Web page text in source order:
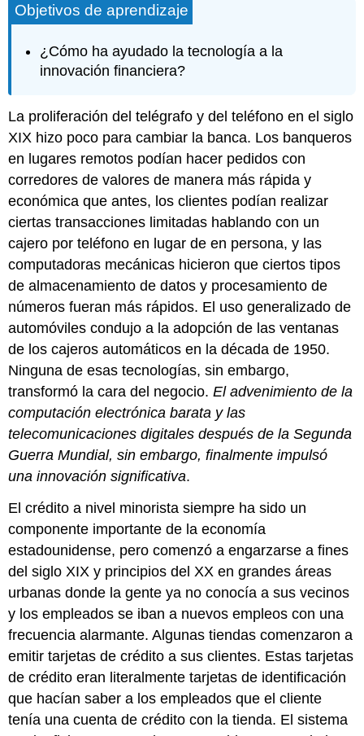
Objetivos de aprendizaje
¿Cómo ha ayudado la tecnología a la
innovación financiera?
La proliferación del telégrafo y del teléfono en el siglo
XIX hizo poco para cambiar la banca. Los banqueros
en lugares remotos podían hacer pedidos con
corredores de valores de manera más rápida y
económica que antes, los clientes podían realizar
ciertas transacciones limitadas hablando con un
cajero por teléfono en lugar de en persona, y las
computadoras mecánicas hicieron que ciertos tipos
de almacenamiento de datos y procesamiento de
números fueran más rápidos. El uso generalizado de
automóviles condujo a la adopción de las ventanas
de los cajeros automáticos en la década de 1950.
Ninguna de esas tecnologías, sin embargo,
transformó la cara del negocio.El advenimiento de la
computación electrónica barata y las
telecomunicaciones digitales después de la Segunda
Guerra Mundial, sin embargo, finalmente impulsó
una innovación significativa.
El crédito a nivel minorista siempre ha sido un
componente importante de la economía
estadounidense, pero comenzó a engarzarse a fines
del siglo XIX y principios del XX en grandes áreas
urbanas donde la gente ya no conocía a sus vecinos
y los empleados se iban a nuevos empleos con una
frecuencia alarmante. Algunas tiendas comenzaron a
emitir tarjetas de crédito a sus clientes. Estas tarjetas
de crédito eran literalmente tarjetas de identificación
que hacían saber a los empleados que el cliente
tenía una cuenta de crédito con la tienda. El sistema